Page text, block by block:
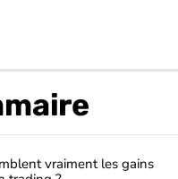
vraiment les gains